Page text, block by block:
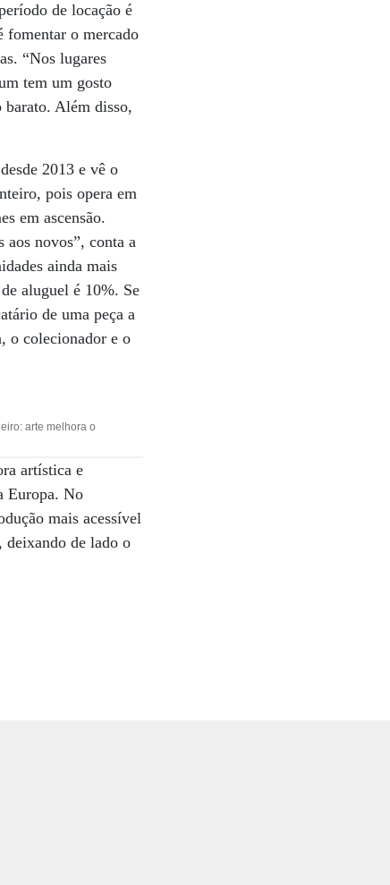
de locação é
fomentar o mercado
“Nos lugares
tem um gosto
barato. Além disso,
2013 e vê o
pois opera em
em ascensão.
aos novos”, conta a
ainda mais
aluguel é 10%. Se
de uma peça a
o colecionador e o
arte melhora o
artística e
Europa. No
mais acessível
de lado o